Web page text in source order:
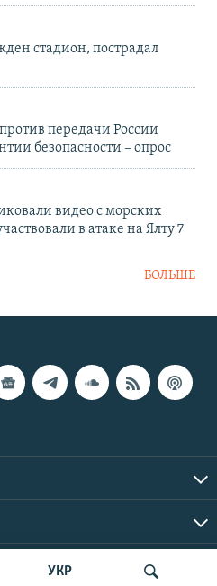
УКР
стадион, пострадал
передачи России
безопасности – опрос
видео с морских
в атаке на Ялту 7
БОЛЬШЕ
2026 | Все права защищены.